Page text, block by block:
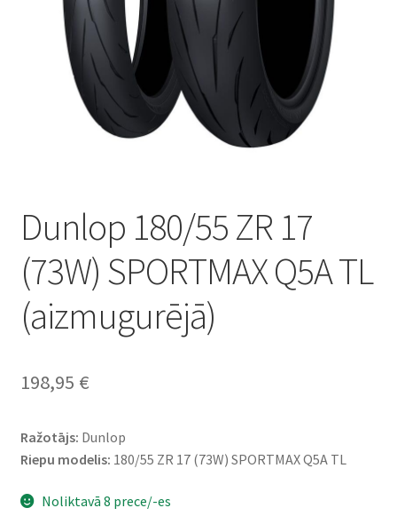
Dunlop 180/55 ZR 17
(73W) SPORTMAX Q5A TL
(aizmugurējā)
198,95 €
Ražotājs: Dunlop
Riepu modelis: 180/55 ZR 17 (73W) SPORTMAX Q5A TL
Noliktavā 8 prece/-es